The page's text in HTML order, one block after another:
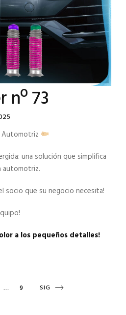
nº 73
Automotriz
una solución que simplifica
automotriz.
socio que su negocio necesita!
a los pequeños detalles!
… PAGE
9 SIG NEXT